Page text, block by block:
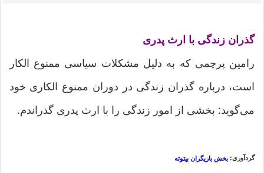
گذران زندگی با ارث پدری
رامین پرچمی که به دلیل مشکلات سیاسی ممنوع‌ الکار
است، درباره گذران زندگی در دوران ممنوع‌ الکاری خود
می‌گوید: بخشی از امور زندگی را با ارث پدری گذراندم.
گردآوری: بخش بازیگران بیتوته